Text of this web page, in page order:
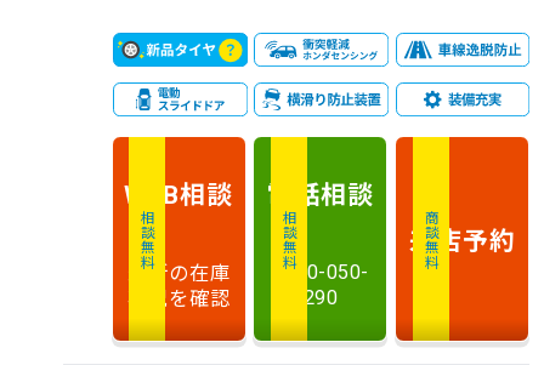
相談無料
WEB相談
最新の在庫
状況を確認
相談無料
電話相談
0120-050-
290
商談無料
来店予約